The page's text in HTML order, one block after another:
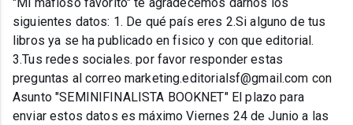
siguientes datos: 1. De qué país eres 2.Si alguno de tus
libros ya se ha publicado en fisico y con que editorial.
3.Tus redes sociales. por favor responder estas
preguntas al correo marketing.editorialsf@gmail.com con
Asunto "SEMINIFINALISTA BOOKNET" El plazo para
enviar estos datos es máximo Viernes 24 de Junio a las